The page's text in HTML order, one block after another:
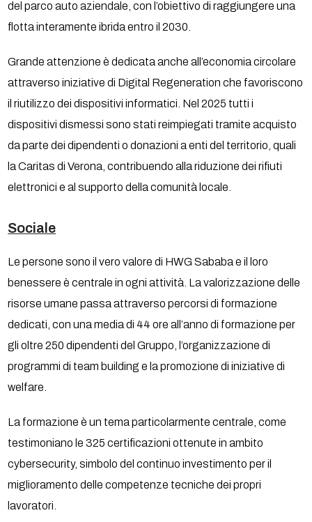
del parco auto aziendale, con l’obiettivo di raggiungere una
flotta interamente ibrida entro il 2030.
Grande attenzione è dedicata anche all’economia circolare
attraverso iniziative di Digital Regeneration che favoriscono
il riutilizzo dei dispositivi informatici. Nel 2025 tutti i
dispositivi dismessi sono stati reimpiegati tramite acquisto
da parte dei dipendenti o donazioni a enti del territorio, quali
la Caritas di Verona, contribuendo alla riduzione dei rifiuti
elettronici e al supporto della comunità locale.
Sociale
Le persone sono il vero valore di HWG Sababa e il loro
benessere è centrale in ogni attività. La valorizzazione delle
risorse umane passa attraverso percorsi di formazione
dedicati, con una media di 44 ore all’anno di formazione per
gli oltre 250 dipendenti del Gruppo, l’organizzazione di
programmi di team building e la promozione di iniziative di
welfare.
La formazione è un tema particolarmente centrale, come
testimoniano le 325 certificazioni ottenute in ambito
cybersecurity, simbolo del continuo investimento per il
miglioramento delle competenze tecniche dei propri
lavoratori.